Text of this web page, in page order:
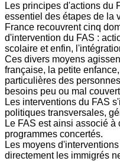
Les principes d'actions du
essentiel des étapes de la
France recouvrent cinq
d'intervention du FAS :
scolaire et enfin,
Ces divers moyens
française, la petite
particulières des
besoins peu ou mal
Les interventions du FAS
politiques transversales,
Le FAS est ainsi associé
programmes concertés.
Les moyens
directement les immigrés